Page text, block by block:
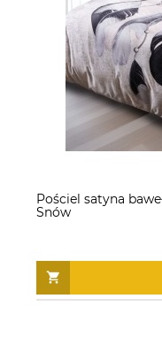
Pościel satyna
Snów